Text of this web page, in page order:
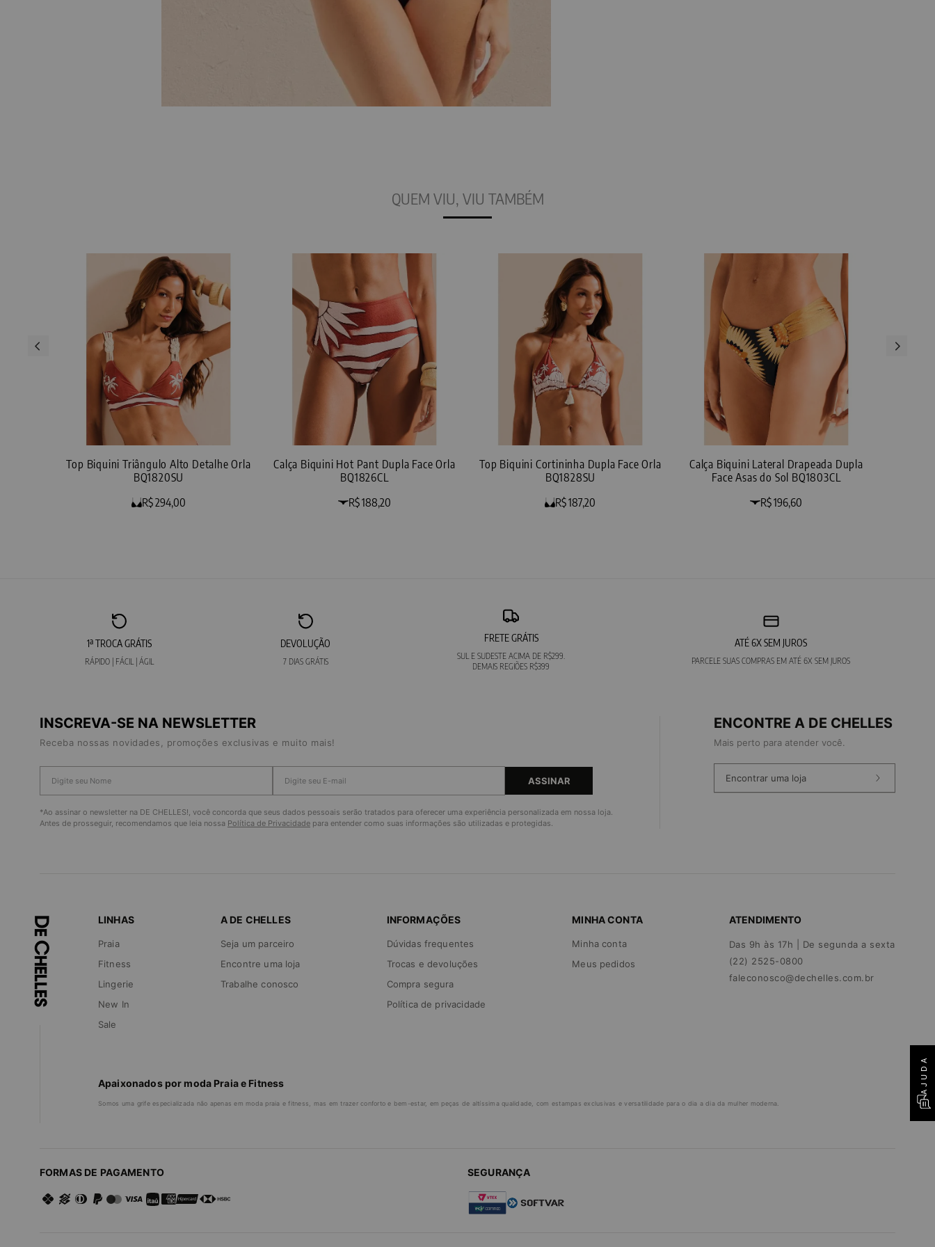
QUEM VIU, VIU TAMBÉM
Top Biquini Triângulo Alto Detalhe Orla
BQ1820SU
R$ 294,00
Calça Biquini Hot Pant Dupla Face Orla
BQ1826CL
R$ 188,20
Top Biquini Cortininha Dupla Face Orla
BQ1828SU
R$ 187,20
Calça Biquini Lateral Drapeada Dupla
Face Asas do Sol BQ1803CL
R$ 196,60
1ª TROCA GRÁTIS
RÁPIDO | FÁCIL | ÁGIL
DEVOLUÇÃO
7 DIAS GRÁTIS
FRETE GRÁTIS
SUL E SUDESTE ACIMA DE R$299.
DEMAIS REGIÕES R$399
ATÉ 6X SEM JUROS
PARCELE SUAS COMPRAS EM ATÉ 6X SEM JUROS
INSCREVA-SE NA NEWSLETTER
Receba nossas novidades, promoções exclusivas e muito mais!
ASSINAR
*Ao assinar o newsletter na DE CHELLES!, você concorda que seus dados pessoais serão tratados para oferecer uma experiência personalizada em nossa loja.
Antes de prosseguir, recomendamos que leia nossa Política de Privacidade para entender como suas informações são utilizadas e protegidas.
ENCONTRE A DE CHELLES
Mais perto para atender você.
Encontrar uma loja
LINHAS
Praia
Fitness
Lingerie
New In
Sale
A DE CHELLES
Seja um parceiro
Encontre uma loja
Trabalhe conosco
INFORMAÇÕES
Dúvidas frequentes
Trocas e devoluções
Compra segura
Política de privacidade
MINHA CONTA
Minha conta
Meus pedidos
ATENDIMENTO
Das 9h às 17h | De segunda a sexta
(22) 2525-0800
faleconosco@dechelles.com.br
Apaixonados por moda Praia e Fitness
Somos uma grife especializada não apenas em moda praia e fitness, mas em trazer conforto e bem-estar, em peças de altíssima qualidade, com estampas exclusivas e versatilidade para o dia a dia da mulher moderna.
FORMAS DE PAGAMENTO SEGURANÇA
AJUDA